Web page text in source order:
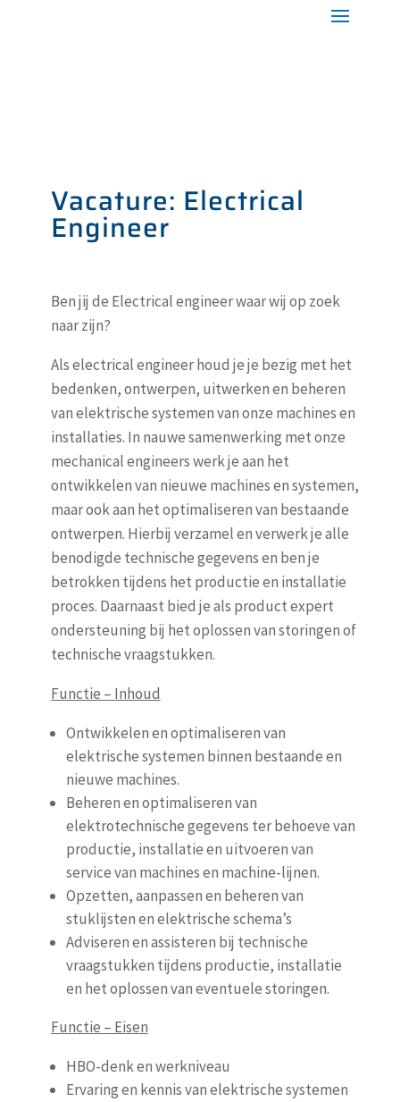
Vacature: Electrical
Engineer
Ben jij de Electrical engineer waar wij op zoek
naar zijn?
Als electrical engineer houd je je bezig met het
bedenken, ontwerpen, uitwerken en beheren
van elektrische systemen van onze machines en
installaties. In nauwe samenwerking met onze
mechanical engineers werk je aan het
ontwikkelen van nieuwe machines en systemen,
maar ook aan het optimaliseren van bestaande
ontwerpen. Hierbij verzamel en verwerk je alle
benodigde technische gegevens en ben je
betrokken tijdens het productie en installatie
proces. Daarnaast bied je als product expert
ondersteuning bij het oplossen van storingen of
technische vraagstukken.
Functie – Inhoud
Ontwikkelen en optimaliseren van
elektrische systemen binnen bestaande en
nieuwe machines.
Beheren en optimaliseren van
elektrotechnische gegevens ter behoeve van
productie, installatie en uitvoeren van
service van machines en machine-lijnen.
Opzetten, aanpassen en beheren van
stuklijsten en elektrische schema’s
Adviseren en assisteren bij technische
vraagstukken tijdens productie, installatie
en het oplossen van eventuele storingen.
Functie – Eisen
HBO-denk en werkniveau
Ervaring en kennis van elektrische systemen